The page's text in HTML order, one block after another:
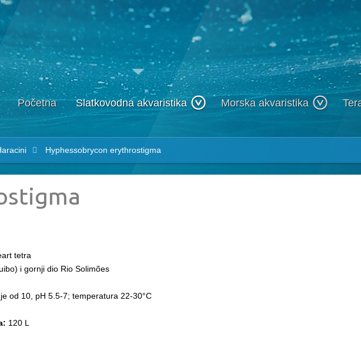
Početna Slatkovodna akvaristika Morska akvaristika
Hyphessobrycon erythrostigma
tetra
i gornji dio Rio Solimões
od 10, pH 5.5-7; temperatura 22-30°C
120 L